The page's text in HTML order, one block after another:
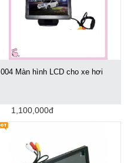
004 Màn hình LCD cho xe hơi
1,100,000đ